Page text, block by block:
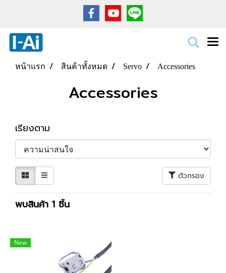
หน้าแรก สินค้าทั้งหมด Servo Accessories
Accessories
เรียงตาม
ตัวกรอง
พบสินค้า 1 ชิ้น
New